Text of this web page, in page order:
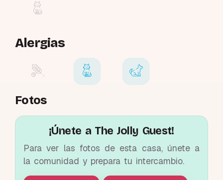
Alergias
Fotos
¡Únete a The Jolly Guest!
Para ver las fotos de esta casa, únete a
la comunidad y prepara tu intercambio.